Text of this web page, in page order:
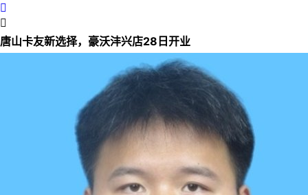


唐山卡友新选择，豪沃沣兴店28日开业